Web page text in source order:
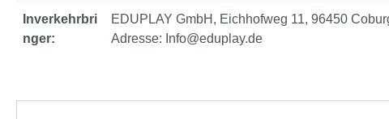
Inverkehrbri
nger:
EDUPLAY GmbH, Eichhofweg 11, 96450
Adresse: Info@eduplay.de